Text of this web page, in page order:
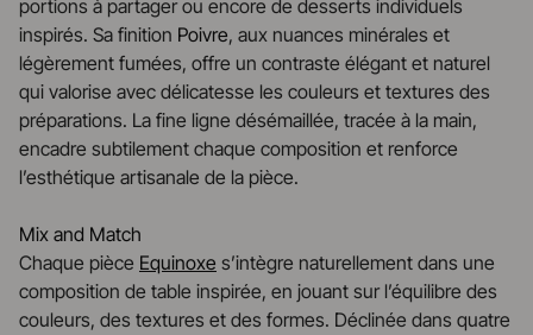
portions à partager ou encore de desserts individuels
inspirés. Sa finition Poivre, aux nuances minérales et
légèrement fumées, offre un contraste élégant et naturel
qui valorise avec délicatesse les couleurs et textures des
préparations. La fine ligne désémaillée, tracée à la main,
encadre subtilement chaque composition et renforce
l’esthétique artisanale de la pièce.
Mix and Match
Chaque pièce Equinoxe s’intègre naturellement dans une
composition de table inspirée, en jouant sur l’équilibre des
couleurs, des textures et des formes. Déclinée dans quatre